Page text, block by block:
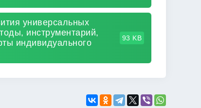
универсальных
инструментарий,
индивидуального
93 KB